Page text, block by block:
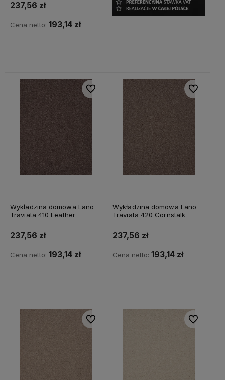
237,56 zł
Cena netto: 193,14 zł
Wykładzina domowa Lano
Traviata 410 Leather
237,56 zł
Cena netto: 193,14 zł
Do ulubionych
Wykładzina domowa Lano
Traviata 420 Cornstalk
237,56 zł
Cena netto: 193,14 zł
Do
Do ulubionych Do